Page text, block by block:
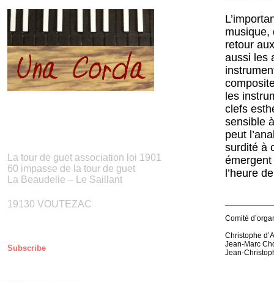
musique,
retour
aussi les
les
clefs
sensible
peut
surdité à
l’heure
Comité
Christophe
Jean-Marc
Jean-
La tour de guet association loi 1901
60 impasse de la tour de guet
La Beaudelie – Le Saillant
19130 VOUTEZAC
Subscribe